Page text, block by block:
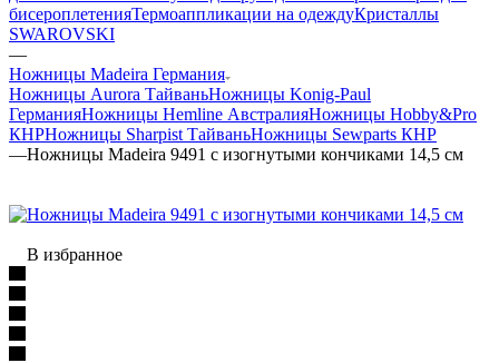
бисероплетенияТермоаппликации на одеждуКристаллы
SWAROVSKI
—
Ножницы Madeira Германия
Ножницы Aurora ТайваньНожницы Konig-Paul
ГерманияНожницы Hemline АвстралияНожницы Hobby&Pro
КНРНожницы Sharpist ТайваньНожницы Sewparts КНР
—Ножницы Madeira 9491 с изогнутыми кончиками 14,5 см
В избранное